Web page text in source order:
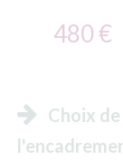
480 €
Choix de